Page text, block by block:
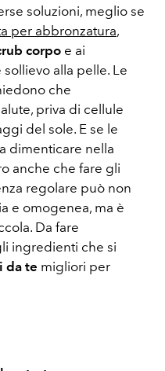
soluzioni, meglio se
per abbronzatura,
corpo e ai
alla pelle. Le
che
priva di cellule
del sole. E se le
dimenticare nella
anche che fare gli
regolare può non
e omogenea, ma è
Da fare
ingredienti che si
da te migliori per